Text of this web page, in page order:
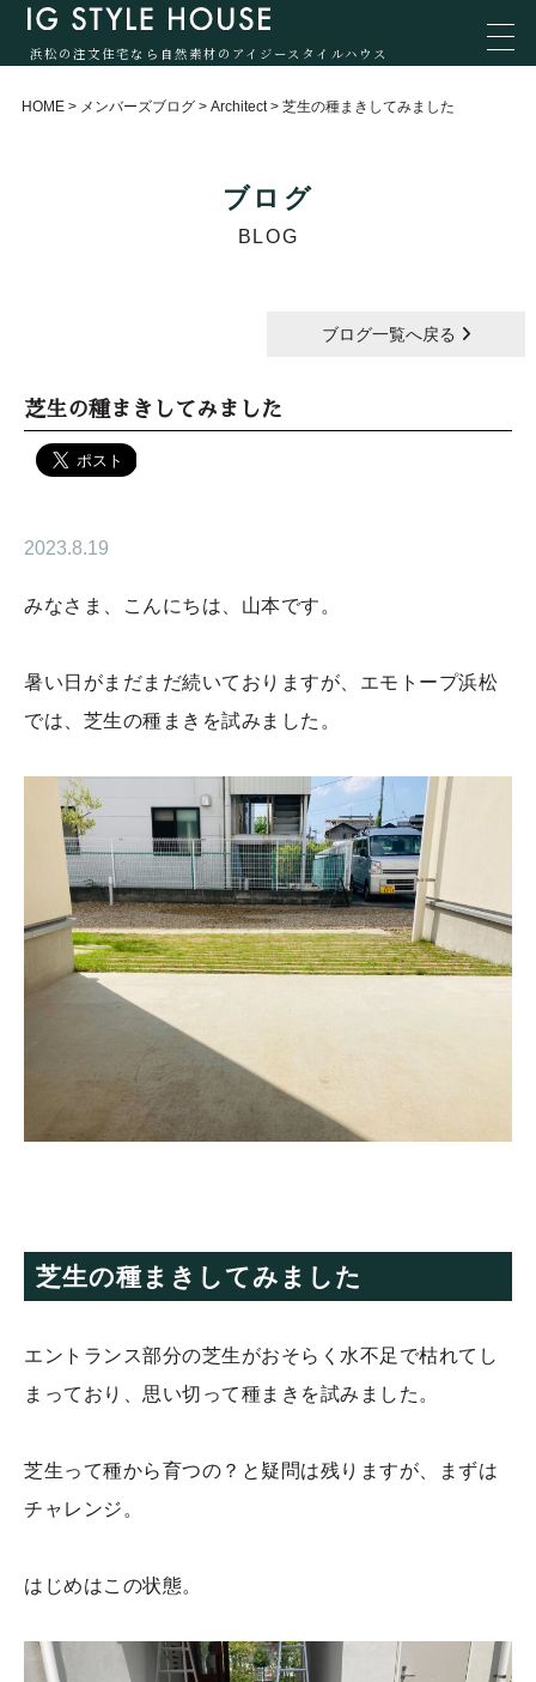
浜松の注文住宅なら自然素材のアイジースタイルハウス
HOME > メンバーズブログ > Architect > 芝生の種まきしてみました
ブログ
BLOG
ブログ一覧へ戻る
芝生の種まきしてみました
2023.8.19
みなさま、こんにちは、山本です。
暑い日がまだまだ続いておりますが、エモトープ浜松
では、芝生の種まきを試みました。
芝生の種まきしてみました
エントランス部分の芝生がおそらく水不足で枯れてし
まっており、思い切って種まきを試みました。
芝生って種から育つの？と疑問は残りますが、まずは
チャレンジ。
はじめはこの状態。